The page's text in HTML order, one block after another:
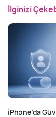
İlginizi
iPhone’da